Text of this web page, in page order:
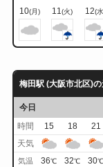
10(月) 11(火) 12(
梅田駅 (大阪市北区)
今日
時間
15 18 21
天気
気温 36℃ 32℃ 30℃